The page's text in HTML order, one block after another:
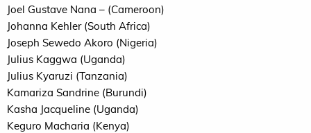
Joel Gustave Nana – (Cameroon)
Johanna Kehler (South Africa)
Joseph Sewedo Akoro (Nigeria)
Julius Kaggwa (Uganda)
Julius Kyaruzi (Tanzania)
Kamariza Sandrine (Burundi)
Kasha Jacqueline (Uganda)
Keguro Macharia (Kenya)